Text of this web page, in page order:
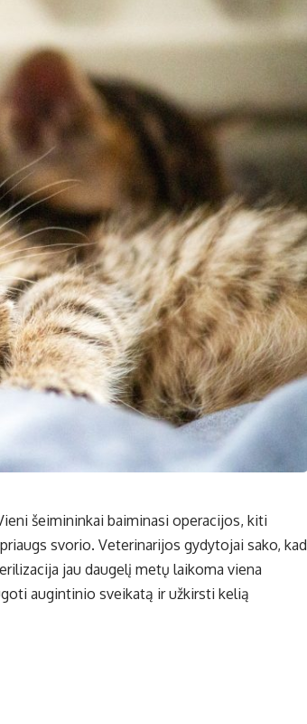
šeimininkai baiminasi operacijos, kiti
svorio. Veterinarijos gydytojai sako, kad
jau daugelį metų laikoma viena
augintinio sveikatą ir užkirsti kelią